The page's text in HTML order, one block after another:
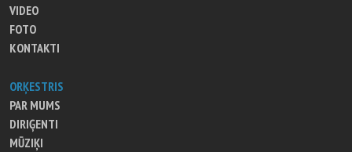
VIDEO
FOTO
KONTAKTI
ORĶESTRIS
PAR MUMS
DIRIĢENTI
MŪZIĶI